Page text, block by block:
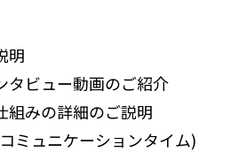
明
タビュー動画のご紹介
組みの詳細のご説明
ミュニケーションタイム)